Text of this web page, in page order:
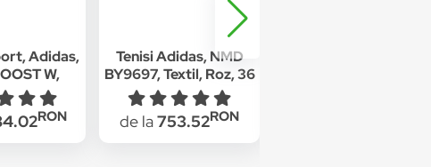
Adidas,
W,
Alb, 38
EU RON
Tenisi Adidas, NMD
BY9697, Textil, Roz, 36
2/3 EU
de la753.52RON